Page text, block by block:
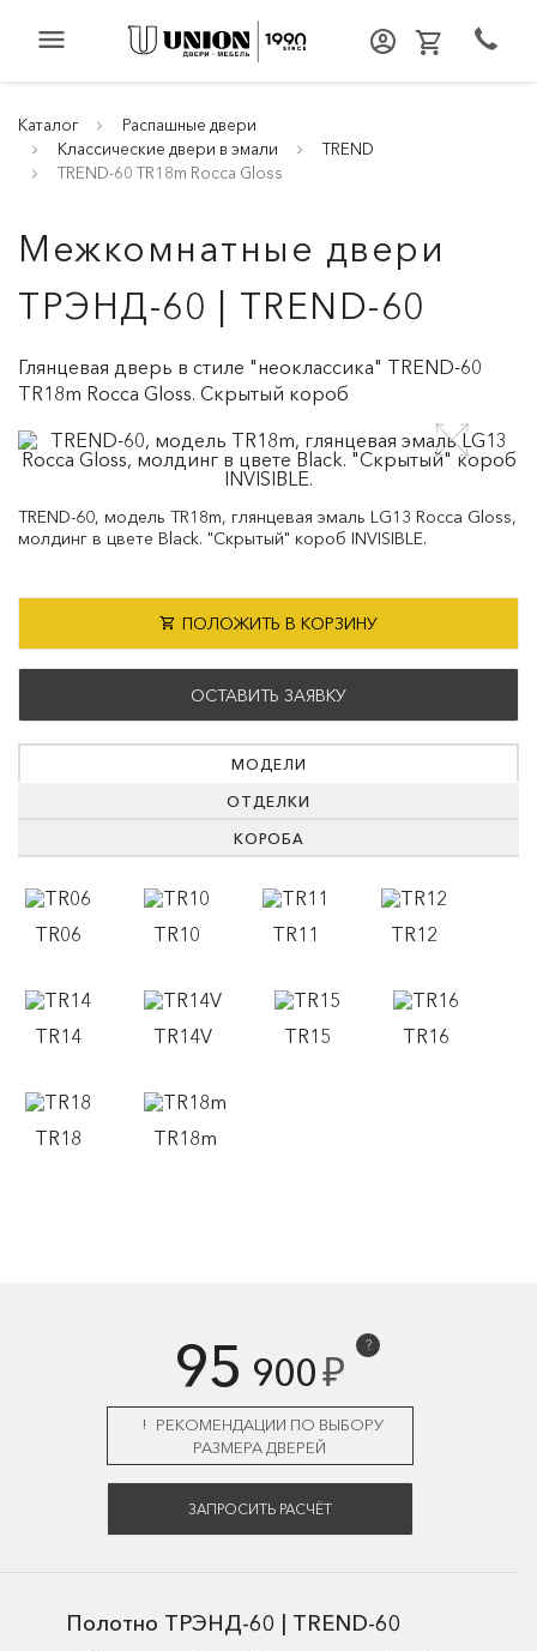
menu
Каталог
Распашные двери
Классические двери в эмали
TREND
TREND-60 TR18m Rocca Gloss
Межкомнатные двери
ТРЭНД-60 | TREND-60
Глянцевая дверь в стиле "неоклассика" TREND-60
TR18m Rocca Gloss. Скрытый короб
TREND-60, модель TR18m, глянцевая эмаль LG13 Rocca Gloss,
молдинг в цвете Black. "Скрытый" короб INVISIBLE.
ПОЛОЖИТЬ В КОРЗИНУ
ОСТАВИТЬ ЗАЯВКУ
МОДЕЛИ
ОТДЕЛКИ
КОРОБА
TR06 TR10 TR11 TR12
TR14 TR14V TR15 TR16
TR18 TR18m
95 900₽
?
РЕКОМЕНДАЦИИ ПО ВЫБОРУ
РАЗМЕРА ДВЕРЕЙ
ЗАПРОСИТЬ РАСЧЁТ
Полотно ТРЭНД-60 | TREND-60